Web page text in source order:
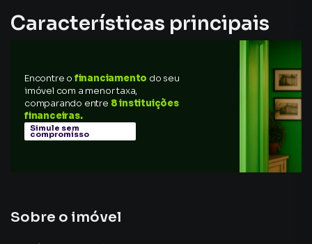
Características principais
Quadra Tênis
Sala de Academia
Encontre o financiamento do seu
imóvel com a menor taxa,
comparando entre 8 instituições
financeiras.
Simule sem
compromisso
Sobre o imóvel